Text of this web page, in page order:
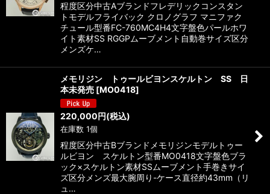
程度区分中古Aブランドフレデリックコンスタン
トモデルフライバック クロノグラフ マニファク
チュール型番FC-760MC4H4文字盤色パールホワ
イト素材SS RGGPムーブメント自動巻サイズ区分
メンズケ…
メモリジン トゥールビヨンスケルトン SS 日
本未発売 [MO0418]
220,000円(税込)
在庫数 1個
程度区分中古Bブランドメモリジンモデルトゥー
ルビヨン スケルトン型番MO0418文字盤色ブラ
ック×スケルトン素材SSムーブメント手巻きサイ
ズ区分メンズ最大腕周り-ケース直径約43mm（リ
ュ…